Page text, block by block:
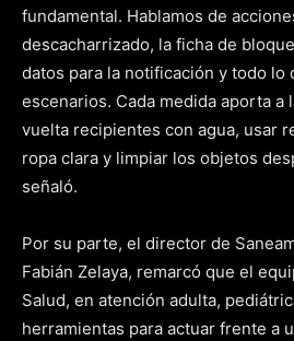
fundamental. Hablamos de
descacharrizado, la ficha de
datos para la notificación y todo lo
escenarios. Cada medida aporta a
vuelta recipientes con agua, usar
ropa clara y limpiar los objetos
señaló.
Por su parte, el director de
Fabián Zelaya, remarcó que el
Salud, en atención adulta,
herramientas para actuar frente a